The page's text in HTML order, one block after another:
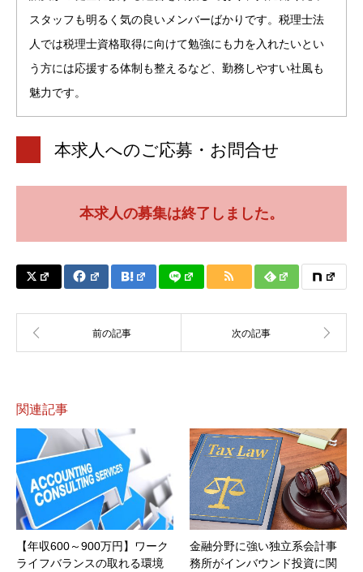
スタッフも明るく気の良いメンバーばかりです。税理士法
人では税理士資格取得に向けて勉強にも力を入れたいとい
う方には応援する体制も整えるなど、勤務しやすい社風も
魅力です。
本求人へのご応募・お問合せ
本求人の募集は終了しました。
関連記事
【年収600～900万円】ワーク
ライフバランスの取れる環境
金融分野に強い独立系会計事
務所がインバウンド投資に関